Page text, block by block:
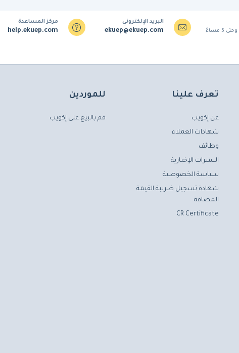
البريد الإلكتروني
ekuep@ekuep.com
مركز المساعدة
help.ekuep.com
تعرف علينا
عن إكويب
شهادات العملاء
وظائف
النشرات الإخبارية
سياسة الخصوصية
شهادة تسجيل ضريبة القيمة
المضافة
CR Certificate
للموردين
قم بالبيع على إكويب